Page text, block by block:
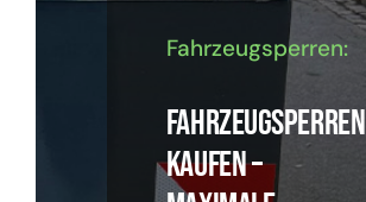
Fahrzeugsperren:
Fahrzeugsperren
kaufen –